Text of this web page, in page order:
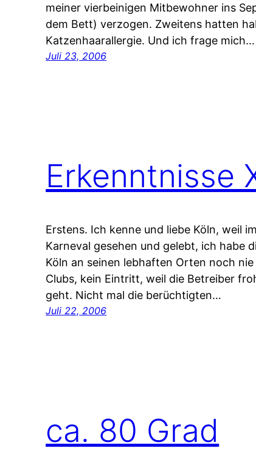
meiner vierbeinigen Mitbewohner ins
dem Bett) verzogen. Zweitens hatten
Katzenhaarallergie. Und ich frage mich…
Juli 23, 2006
Erkenntnisse
Erstens. Ich kenne und liebe Köln, weil
Karneval gesehen und gelebt, ich habe
Köln an seinen lebhaften Orten noch
Clubs, kein Eintritt, weil die Betreiber
geht. Nicht mal die berüchtigten…
Juli 22, 2006
ca. 80 Grad